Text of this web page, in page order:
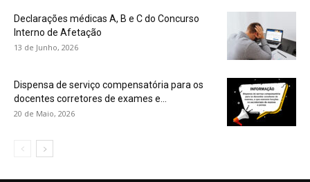
Declarações médicas A, B e C do Concurso
Interno de Afetação
13 de Junho, 2026
Dispensa de serviço compensatória para os
docentes corretores de exames e...
20 de Maio, 2026